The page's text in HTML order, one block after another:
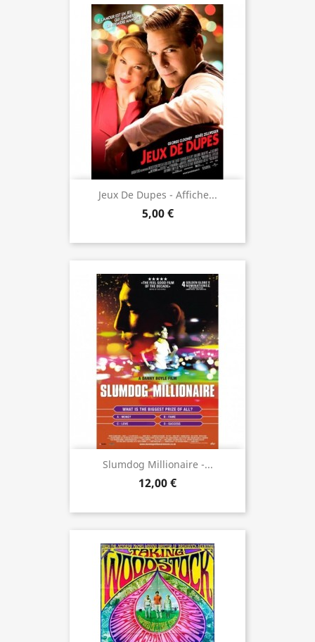
Jeux De Dupes - Affiche...
5,00 €
Slumdog Millionaire -...
12,00 €